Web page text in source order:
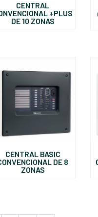
CENTRAL
+PLUS
DE 10 ZONAS
CENTRAL BASIC
DE 8
ZONAS